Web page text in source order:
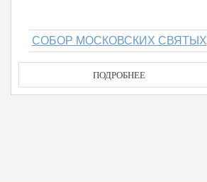
СОБОР МОСКОВСКИХ СВЯТЫХ
ПОДРОБНЕЕ